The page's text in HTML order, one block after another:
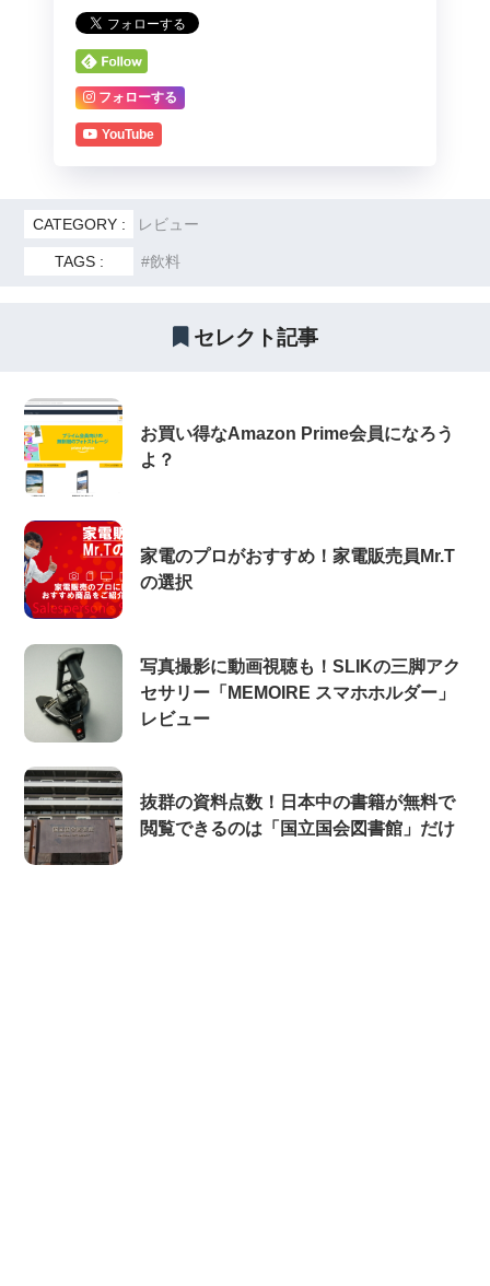
フォローする
YouTube
CATEGORY : レビュー
TAGS : 飲料
セレクト記事
お買い得なAmazon Prime会員になろう
よ？
家電のプロがおすすめ！家電販売員Mr.T
の選択
写真撮影に動画視聴も！SLIKの三脚アク
セサリー「MEMOIRE スマホホルダー」
レビュー
抜群の資料点数！日本中の書籍が無料で
閲覧できるのは「国立国会図書館」だけ